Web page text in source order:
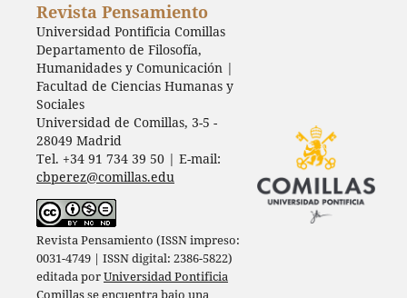
Revista Pensamiento
Universidad Pontificia Comillas
Departamento de Filosofía,
Humanidades y Comunicación |
Facultad de Ciencias Humanas y
Sociales
Universidad de Comillas, 3-5 -
28049 Madrid
Tel. +34 91 734 39 50 | E-mail:
cbperez@comillas.edu
Revista Pensamiento (ISSN impreso:
0031-4749 | ISSN digital: 2386-5822)
editada porUniversidad Pontificia